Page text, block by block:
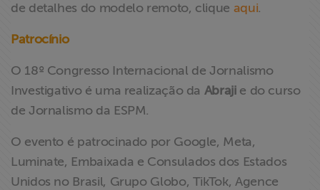
de detalhes do modelo remoto, clique aqui.
Patrocínio
O 18º Congresso Internacional de Jornalismo
Investigativo é uma realização da Abraji e do curso
de Jornalismo da ESPM.
O evento é patrocinado por Google, Meta,
Luminate, Embaixada e Consulados dos Estados
Unidos no Brasil, Grupo Globo, TikTok, Agence